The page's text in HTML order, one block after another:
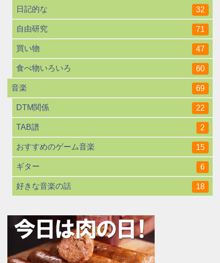
日記的な 32
自由研究 71
買い物 47
食べ物いろいろ 60
音楽 69
DTM関係 22
TAB譜 2
おすすめのゲーム音楽 15
ギター 6
好きな音楽の話 18